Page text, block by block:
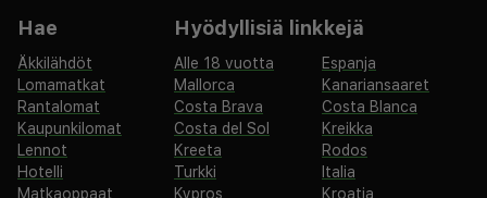
Hae
Äkkilähdöt
Lomamatkat
Rantalomat
Kaupunkilomat
Lennot
Hotelli
Matkaoppaat
Hyödyllisiä linkkejä
Alle 18 vuotta
Espanja
Mallorca
Kanariansaaret
Costa Brava
Costa Blanca
Costa del Sol
Kreikka
Kreeta
Rodos
Turkki
Italia
Kypros
Kroatia